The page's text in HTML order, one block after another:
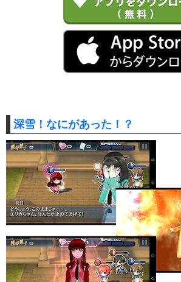
深雪！なにがあった！？